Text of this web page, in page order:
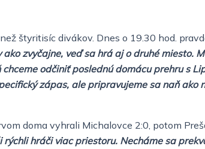
štyritisíc divákov. Dnes o 19.30 hod.
ako zvyčajne, veď sa hrá aj o druhé miesto.
odčiniť poslednú domácu prehru s
zápas, ale pripravujeme sa naň ako
doma vyhrali Michalovce 2:0, potom
hráči viac priestoru. Necháme sa